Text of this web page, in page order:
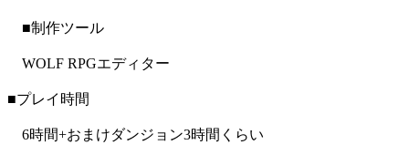
■制作ツール
WOLF RPGエディター
■プレイ時間
6時間+おまけダンジョン3時間くらい